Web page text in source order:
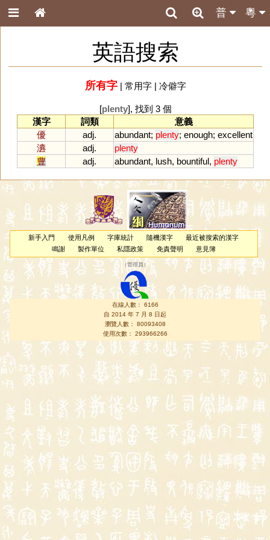
粵
普
英語搜索
所有字| 常用字| 冷僻字
[plenty], 找到 3 個
漢字
詞類
意義
優
adj. abundant; plenty; enough; excellent
瀌
adj.
plenty
豊
adj. abundant, lush, bountiful, plenty
新手入門 使用凡例 字庫統計 隨機漢字
最近被搜索的漢字
鳴謝
製作單位 私隱政策 免責聲明 意見簿
（管理員 ）
在線人數： 6166
自 2014 年 7 月 8 日起
瀏覽人數： 80093408
使用次數： 293966266